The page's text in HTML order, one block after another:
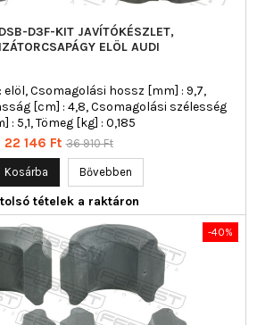
D3F-KIT JAVÍTÓKÉSZLET,
ELÖL AUDI
elöl, Csomagolási hossz [mm] : 9,7,
[cm] : 4,8, Csomagolási szélesség
: 5,1, Tömeg [kg] : 0,185
Ár
22 146 Ft Normál
36 910 Ft
Kosárba Bővebben
tételek a raktáron
-40%